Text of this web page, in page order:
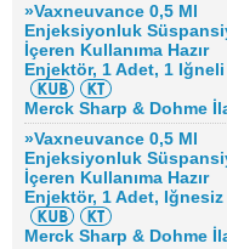
»Vaxneuvance 0,5 Ml
Enjeksiyonluk
İçeren Kullanıma Hazır
Enjektör, 1 Adet, 1 Iğneli
Merck Sharp & Dohme
»Vaxneuvance 0,5 Ml
Enjeksiyonluk
İçeren Kullanıma Hazır
Enjektör, 1 Adet, Iğnesiz
Merck Sharp & Dohme